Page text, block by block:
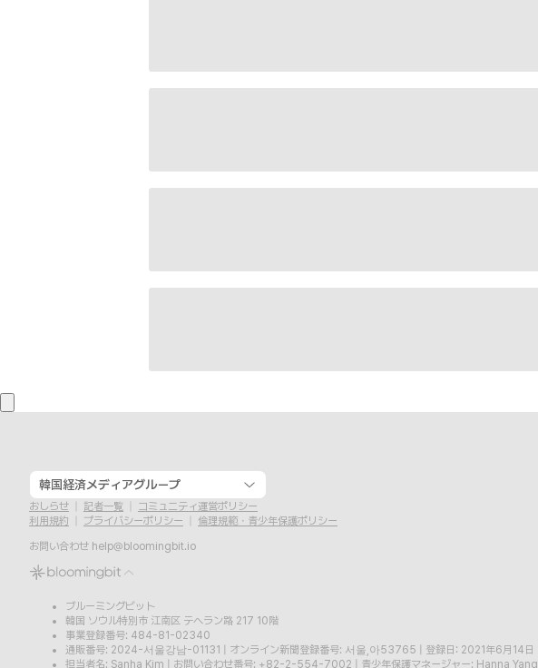
韓国経済メディアグループ
おしらせ 記者一覧
コミュニティ運営ポリシー
利用規約
プライバシーポリシー
倫理規範・青少年保護ポリシー
お問い合わせ help@bloomingbit.io
ブルーミングビット
韓国 ソウル特別市 江南区 テヘラン路 217 10階
事業登録番号: 484-81-02340
通販番号: 2024-서울강남-01131
オンライン新聞登録番号: 서울,아53765 登録日: 2021年6月14日
担当者名: Sanha Kim
お問い合わせ番号: +82-2-554-7002 青少年保護マネージャー: Hanna Yang